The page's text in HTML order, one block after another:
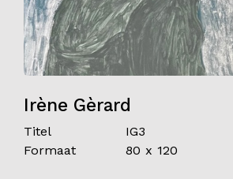
Irène Gèrard
Titel
IG3
Formaat
80 x 120